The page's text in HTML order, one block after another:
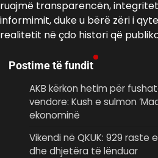
ruajmë transparencën,
informimit, duke u bërë zëri i
realitetit në çdo histori që
Postime të fundit
AKB kërkon hetim për
vendore: Kush e sulmon
ekonominë
Vikendi në QKUK: 929
dhe dhjetëra të lënduar